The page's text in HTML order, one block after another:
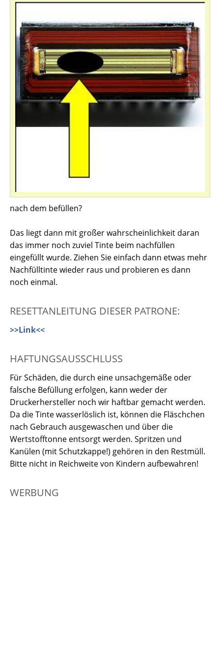
nach dem befüllen?
Das liegt dann mit großer wahrscheinlichkeit daran
das immer noch zuviel Tinte beim nachfüllen
eingefüllt wurde. Ziehen Sie einfach dann etwas mehr
Nachfülltinte wieder raus und probieren es dann
noch einmal.
RESETTANLEITUNG DIESER PATRONE:
>>Link<<
HAFTUNGSAUSSCHLUSS
Für Schäden, die durch eine unsachgemäße oder
falsche Befüllung erfolgen, kann weder der
Druckerhersteller noch wir haftbar gemacht werden.
Da die Tinte wasserlöslich ist, können die Fläschchen
nach Gebrauch ausgewaschen und über die
Wertstofftonne entsorgt werden. Spritzen und
Kanülen (mit Schutzkappe!) gehören in den Restmüll.
Bitte nicht in Reichweite von Kindern aufbewahren!
WERBUNG